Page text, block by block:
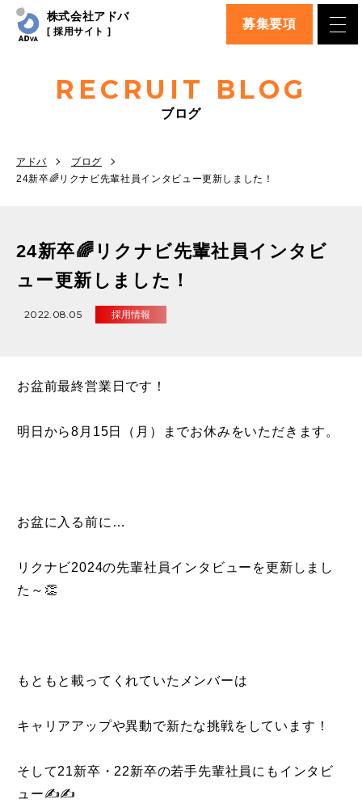
株式会社アドバ
[ 採用サイト ]
募集要項
RECRUIT BLOG
ブログ
アドバ
ブログ
24新卒🌈リクナビ先輩社員インタビュー更新しました！
24新卒🌈リクナビ先輩社員インタビ
ュー更新しました！
2022.08.05 採用情報
お盆前最終営業日です！
明日から8月15日（月）までお休みをいただきます。
お盆に入る前に…
リクナビ2024の先輩社員インタビューを更新しまし
た～👏
もともと載ってくれていたメンバーは
キャリアアップや異動で新たな挑戦をしています！
そして21新卒・22新卒の若手先輩社員にもインタビ
ュー✍✍